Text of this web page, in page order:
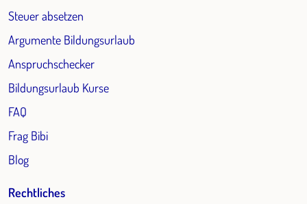
Steuer absetzen
Argumente Bildungsurlaub
Anspruchschecker
Bildungsurlaub Kurse
FAQ
Frag Bibi
Blog
Rechtliches